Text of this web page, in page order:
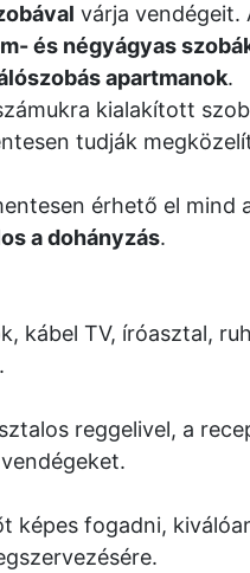
várja vendégeit.
és négyágyas
apartmanok.
kialakított
tudják
érhető el mind
a dohányzás.
kábel TV, íróasztal,
reggelivel, a
képes fogadni,